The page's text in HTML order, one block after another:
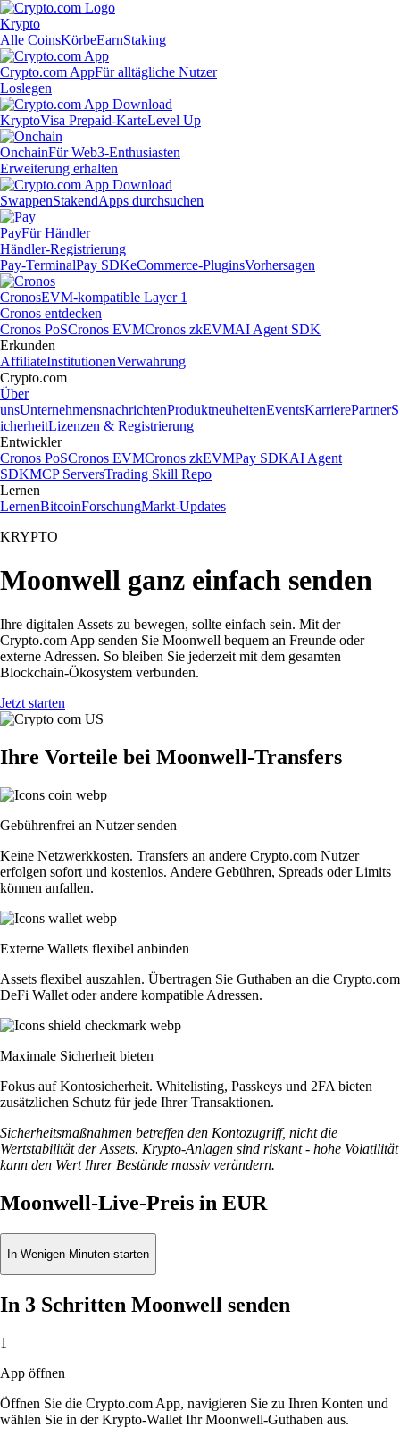
Krypto
Alle CoinsKörbeEarnStaking
Crypto.com AppFür alltägliche Nutzer
Loslegen
KryptoVisa Prepaid-KarteLevel Up
OnchainFür Web3-Enthusiasten
Erweiterung erhalten
SwappenStakendApps durchsuchen
PayFür Händler
Händler-Registrierung
Pay-TerminalPay SDKeCommerce-PluginsVorhersagen
CronosEVM-kompatible Layer 1
Cronos entdecken
Cronos PoSCronos EVMCronos zkEVMAI Agent SDK
Erkunden
AffiliateInstitutionenVerwahrung
Crypto.com
Über
unsUnternehmensnachrichtenProduktneuheitenEventsKarrierePartnerS
icherheitLizenzen & Registrierung
Entwickler
Cronos PoSCronos EVMCronos zkEVMPay SDKAI Agent
SDKMCP ServersTrading Skill Repo
Lernen
LernenBitcoinForschungMarkt-Updates
KRYPTO
Moonwell ganz einfach senden
Ihre digitalen Assets zu bewegen, sollte einfach sein. Mit der
Crypto.com App senden Sie Moonwell bequem an Freunde oder
externe Adressen. So bleiben Sie jederzeit mit dem gesamten
Blockchain-Ökosystem verbunden.
Jetzt starten
Ihre Vorteile bei Moonwell-Transfers
Gebührenfrei an Nutzer senden
Keine Netzwerkkosten. Transfers an andere Crypto.com Nutzer
erfolgen sofort und kostenlos. Andere Gebühren, Spreads oder Limits
können anfallen.
Externe Wallets flexibel anbinden
Assets flexibel auszahlen. Übertragen Sie Guthaben an die Crypto.com
DeFi Wallet oder andere kompatible Adressen.
Maximale Sicherheit bieten
Fokus auf Kontosicherheit. Whitelisting, Passkeys und 2FA bieten
zusätzlichen Schutz für jede Ihrer Transaktionen.
Sicherheitsmaßnahmen betreffen den Kontozugriff, nicht die
Wertstabilität der Assets. Krypto-Anlagen sind riskant - hohe Volatilität
kann den Wert Ihrer Bestände massiv verändern.
Moonwell-Live-Preis in EUR
In Wenigen Minuten starten
In 3 Schritten Moonwell senden
1
App öffnen
Öffnen Sie die Crypto.com App, navigieren Sie zu Ihren Konten und
wählen Sie in der Krypto-Wallet Ihr Moonwell-Guthaben aus.